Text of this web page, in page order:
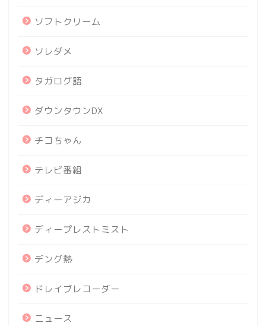
ソフトクリーム
ソレダメ
タガログ語
ダウンタウンDX
チコちゃん
テレビ番組
ディーアジカ
ディープレストミスト
デング熱
ドレイブレコーダー
ニュース